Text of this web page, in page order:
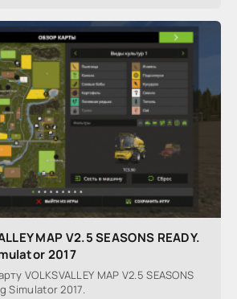
MAP V2.5 SEASONS READY.
2017
VOLKSVALLEY MAP V2.5 SEASONS
Simulator 2017.